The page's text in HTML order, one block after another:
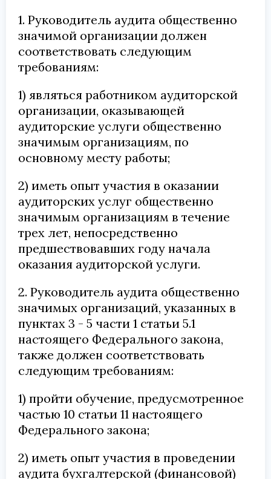
1. Руководитель аудита общественно
значимой организации должен
соответствовать следующим
требованиям:
1) являться работником аудиторской
организации, оказывающей
аудиторские услуги общественно
значимым организациям, по
основному месту работы;
2) иметь опыт участия в оказании
аудиторских услуг общественно
значимым организациям в течение
трех лет, непосредственно
предшествовавших году начала
оказания аудиторской услуги.
2. Руководитель аудита общественно
значимых организаций, указанных в
пунктах 3 - 5 части 1 статьи 5.1
настоящего Федерального закона,
также должен соответствовать
следующим требованиям:
1) пройти обучение, предусмотренное
частью 10 статьи 11 настоящего
Федерального закона;
2) иметь опыт участия в проведении
аудита бухгалтерской (финансовой)